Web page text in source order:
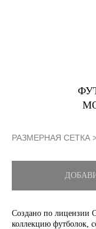
РАЗМЕРНАЯ СЕТКА
Создано по лицензии
коллекцию футболок,